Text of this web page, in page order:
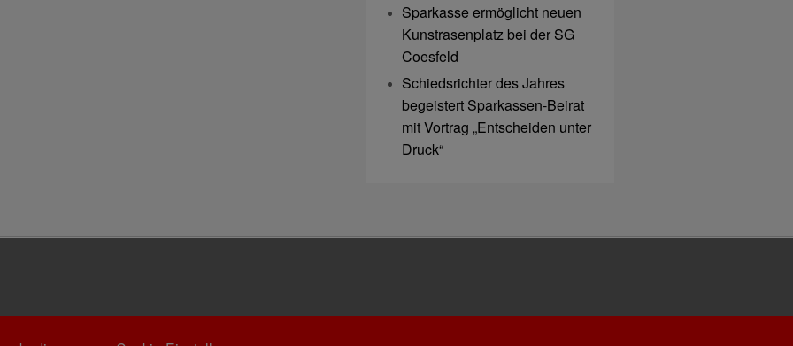
Sparkasse ermöglicht neuen
Kunstrasenplatz bei der SG
Coesfeld
Schiedsrichter des Jahres
begeistert Sparkassen-Beirat
mit Vortrag „Entscheiden unter
Druck“